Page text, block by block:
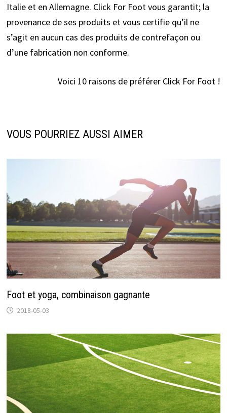
Italie et en Allemagne. Click For Foot vous garantit; la
provenance de ses produits et vous certifie qu’il ne
s’agit en aucun cas des produits de contrefaçon ou
d’une fabrication non conforme.
Voici 10 raisons de préférer Click For Foot !
VOUS POURRIEZ AUSSI AIMER
Foot et yoga, combinaison gagnante
2018-05-03